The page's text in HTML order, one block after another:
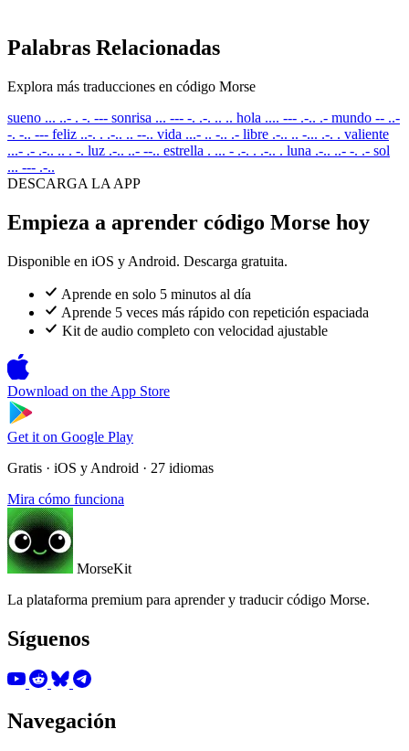
Palabras Relacionadas
Explora más traducciones en código Morse
sueno ... ..- . -. --- sonrisa ... --- -. .-. .. .. hola .... --- .-.. .- mundo -- ..-
-. -.. --- feliz ..-. . .-.. .. --.. vida ...- .. -.. .- libre .-.. .. -... .-. . valiente
...- .- .-.. .. . -. luz .-.. ..- --.. estrella . ... - .-. . .-.. . luna .-.. ..- -. .- sol
... --- .-..
DESCARGA LA APP
Empieza a aprender código Morse hoy
Disponible en iOS y Android. Descarga gratuita.
Aprende en solo 5 minutos al día
Aprende 5 veces más rápido con repetición espaciada
Kit de audio completo con velocidad ajustable
Download on the App Store
Get it on Google Play
Gratis · iOS y Android · 27 idiomas
Mira cómo funciona
MorseKit
La plataforma premium para aprender y traducir código Morse.
Síguenos
Navegación